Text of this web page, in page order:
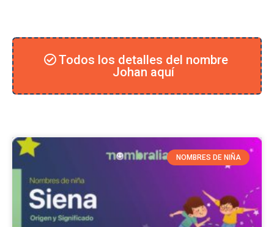
Todos los detalles del nombre
Johan aquí
NOMBRES DE NIÑA